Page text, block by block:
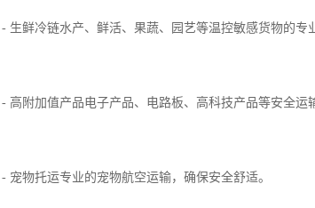
- 生鲜冷链水产、鲜活、果蔬、园艺等温控敏感货物的专
- 高附加值产品电子产品、电路板、高科技产品等安全运
- 宠物托运专业的宠物航空运输，确保安全舒适。